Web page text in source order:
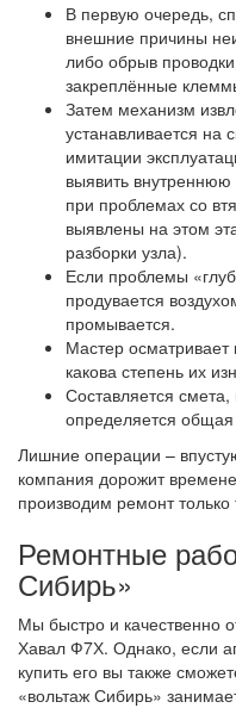
В первую очередь,
внешние причины
либо обрыв
закреплённые
Затем механизм
устанавливается на
имитации
выявить
при проблемах со
выявлены на этом
разборки узла).
Если проблемы
продувается
промывается.
Мастер
какова степень их
Составляется смета,
определяется
Лишние операции –
компания дорожит
производим ремонт только
Ремонтные
Сибирь»
Мы быстро и качественно
Хавал Ф7Х. Однако, если
купить его вы также
«вольтаж Сибирь»